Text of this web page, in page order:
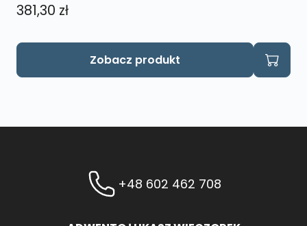
381,30 zł
Zobacz produkt
+48 602 462 708